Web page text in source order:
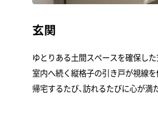
玄関
ゆとりある土間スペースを確保した
室内へ続く縦格子の引き戸が視線
帰宅するたび、訪れるたびに心が満